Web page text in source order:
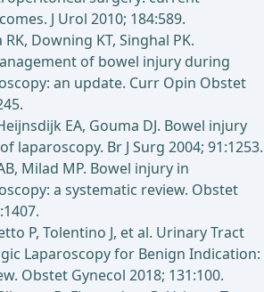
J Urol 2010; 184:589.
Downing KT, Singhal PK.
of bowel injury during
an update. Curr Opin Obstet
EA, Gouma DJ. Bowel injury
laparoscopy. Br J Surg 2004; 91:1253.
Milad MP. Bowel injury in
a systematic review. Obstet
P, Tolentino J, et al. Urinary Tract
Laparoscopy for Benign Indication:
Obstet Gynecol 2018; 131:100.